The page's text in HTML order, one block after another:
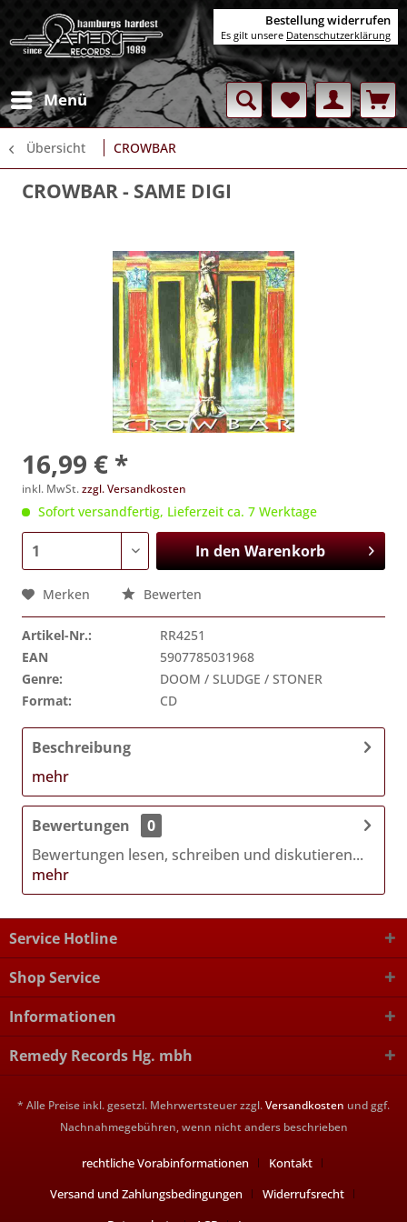
Menü
Übersicht CROWBAR
CROWBAR- SAME DIGI
16,99 € *
inkl. MwSt.zzgl. Versandkosten
Sofort versandfertig, Lieferzeit ca. 7 Werktage
In denWarenkorb
Merken Bewerten
Artikel-Nr.:
RR4251
EAN
5907785031968
Genre:
DOOM / SLUDGE / STONER
Format:
CD
Beschreibung
mehr
Bewertungen
0
Bewertungen lesen, schreiben und diskutieren...
mehr
Service Hotline
Shop Service
Informationen
Remedy Records Hg. mbh
* Alle Preise inkl. gesetzl. Mehrwertsteuer zzgl.Versandkosten und ggf.
Nachnahmegebühren, wenn nicht anders beschrieben
rechtliche Vorabinformationen
Kontakt
Versand und Zahlungsbedingungen
Widerrufsrecht
Bestellung widerrufen
Es gilt unsere Datenschutzerklärung